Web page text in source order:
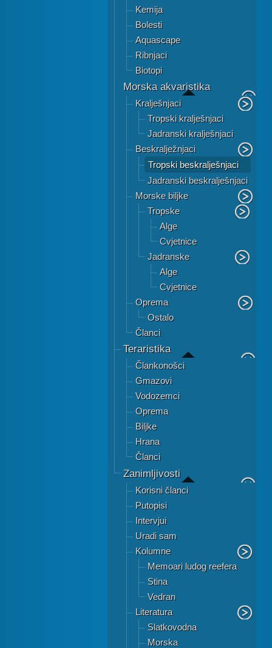
Kemija
Bolesti
Aquascape
Ribnjaci
Biotopi
Morska akvaristika
Kralješnjaci
Tropski kralješnjaci
Jadranski kralješnjaci
Beskralježnjaci
Tropski beskralješnjaci
Jadranski beskralješnjaci
Morske biljke
Tropske
Alge
Cvjetnice
Jadranske
Alge
Cvjetnice
Oprema
Ostalo
Članci
Teraristika
Člankonošci
Gmazovi
Vodozemci
Oprema
Biljke
Hrana
Članci
Zanimljivosti
Korisni članci
Putopisi
Intervjui
Uradi sam
Kolumne
Memoari ludog reefera
Stina
Vedran
Literatura
Slatkovodna
Morska